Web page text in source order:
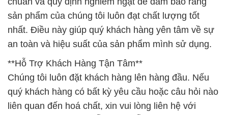
sản phẩm của chúng tôi luôn đạt chất lượng tốt
nhất. Điều này giúp quý khách hàng yên tâm về sự
an toàn và hiệu suất của sản phẩm mình sử dụng.
**Hỗ Trợ Khách Hàng Tận Tâm**
Chúng tôi luôn đặt khách hàng lên hàng đầu. Nếu
quý khách hàng có bất kỳ yêu cầu hoặc câu hỏi nào
liên quan đến hoá chất, xin vui lòng liên hệ với